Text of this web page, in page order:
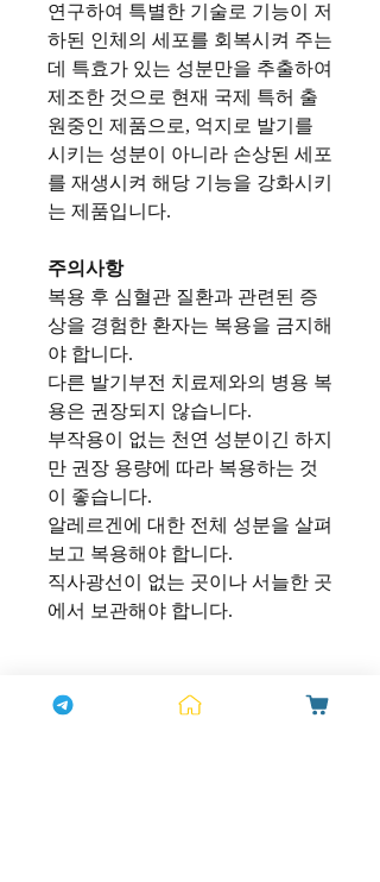
연구하여 특별한 기술로 기능이 저
하된 인체의 세포를 회복시켜 주는
데 특효가 있는 성분만을 추출하여
제조한 것으로 현재 국제 특허 출
원중인 제품으로, 억지로 발기를
시키는 성분이 아니라 손상된 세포
를 재생시켜 해당 기능을 강화시키
는 제품입니다.
주의사항
복용 후 심혈관 질환과 관련된 증
상을 경험한 환자는 복용을 금지해
야 합니다.
다른 발기부전 치료제와의 병용 복
용은 권장되지 않습니다.
부작용이 없는 천연 성분이긴 하지
만 권장 용량에 따라 복용하는 것
이 좋습니다.
알레르겐에 대한 전체 성분을 살펴
보고 복용해야 합니다.
직사광선이 없는 곳이나 서늘한 곳
에서 보관해야 합니다.